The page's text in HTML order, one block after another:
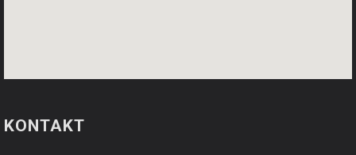
KONTAKT